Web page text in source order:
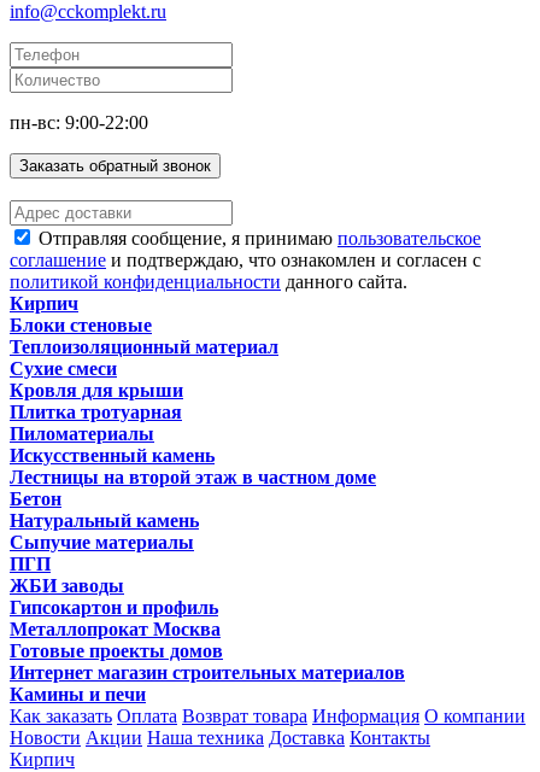
info@cckomplekt.ru
пн-вс: 9:00-22:00
Заказать обратный звонок
Отправляя сообщение, я принимаю пользовательское
соглашение и подтверждаю, что ознакомлен и согласен с
политикой конфиденциальности данного сайта.
Кирпич
Блоки стеновые
Теплоизоляционный материал
Сухие смеси
Кровля для крыши
Плитка тротуарная
Пиломатериалы
Искусственный камень
Лестницы на второй этаж в частном доме
Бетон
Натуральный камень
Сыпучие материалы
ПГП
ЖБИ заводы
Гипсокартон и профиль
Металлопрокат Москва
Готовые проекты домов
Интернет магазин строительных материалов
Камины и печи
Как заказать Оплата Возврат товара Информация О компании
Новости Акции Наша техника Доставка Контакты
Кирпич